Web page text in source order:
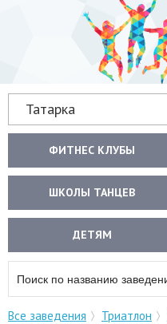
Татарка
ФИТНЕС КЛУБЫ
ШКОЛЫ ТАНЦЕВ
ДЕТЯМ
Все заведения Триатлон